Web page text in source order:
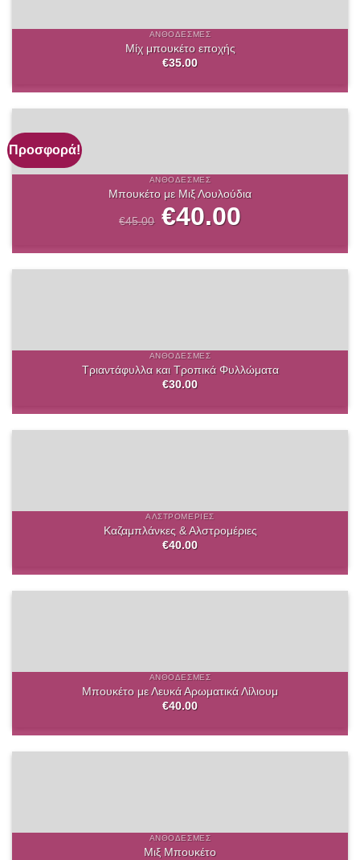
ΑΝΘΟΔΈΣΜΕΣ
Μίχ μπουκέτο εποχής
€35.00
Προσφορά!
ΑΝΘΟΔΈΣΜΕΣ
Μπουκέτο με Μιξ Λουλούδια
€45.00
Original
price
was:
€40.00τρέχουσα
ΑΝΘΟΔΈΣΜΕΣ
Τριαντάφυλλα και Τροπικά Φυλλώματα
€30.00
ΑΛΣΤΡΟΜΈΡΙΕΣ
Καζαμπλάνκες & Αλστρομέριες
€40.00
ΑΝΘΟΔΈΣΜΕΣ
Μπουκέτο με Λευκά Αρωματικά Λίλιουμ
€40.00
ΑΝΘΟΔΈΣΜΕΣ
Μιξ Μπουκέτο